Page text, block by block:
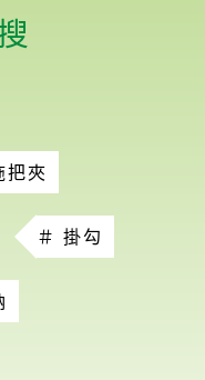
把夾
＃ 掛勾